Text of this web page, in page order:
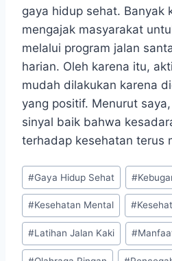
gaya hidup sehat. Banyak
mengajak masyarakat
melalui program jalan
harian. Oleh karena itu,
mudah dilakukan karena
yang positif. Menurut
sinyal baik bahwa
terhadap kesehatan terus
Post
Tags:
#Gaya Hidup Sehat #
#Kesehatan Mental #
#Latihan Jalan Kaki #